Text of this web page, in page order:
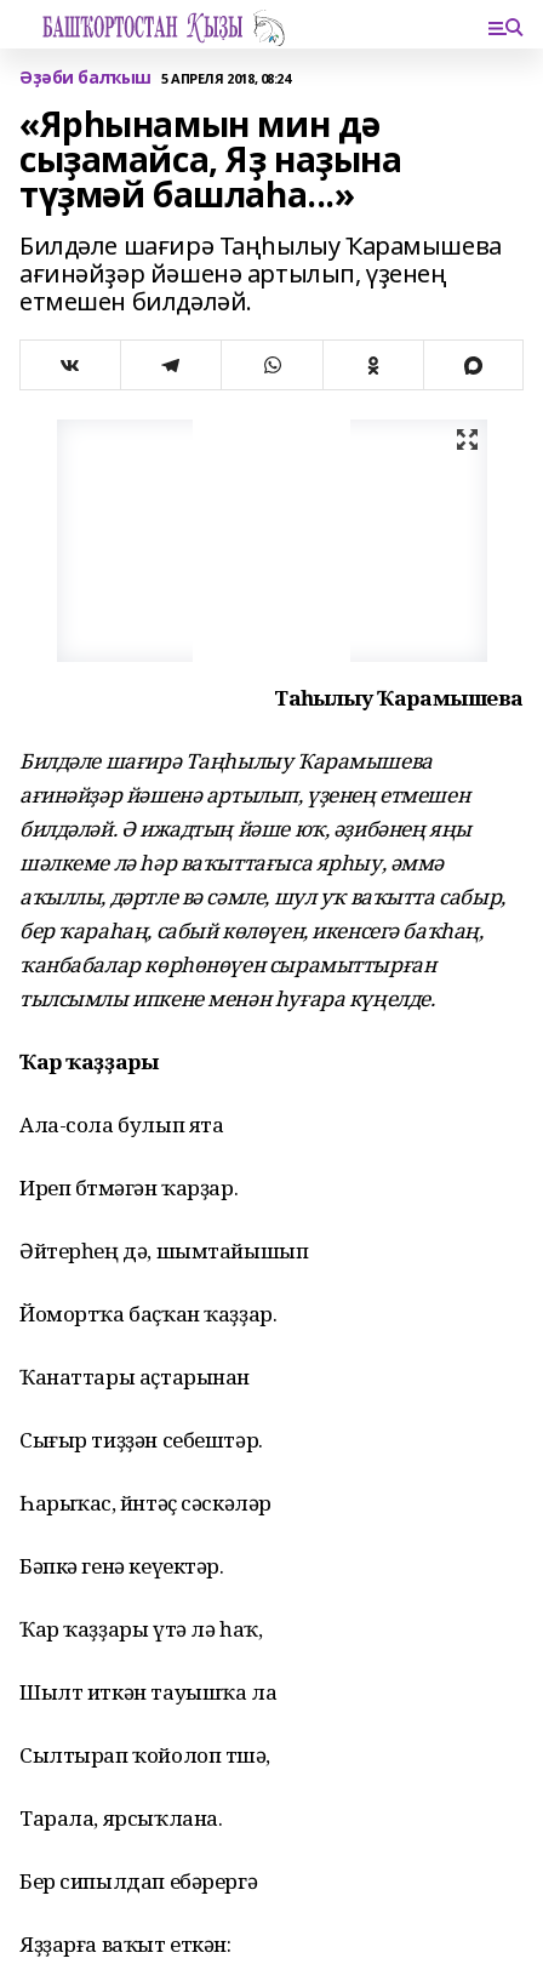
Әҙәби балҡыш 5 АПРЕЛЯ 2018, 08:24
«Ярһынамын мин дә
сыҙамайса, Яҙ наҙына
түҙмәй башлаһа...»
Билдәле шағирә Таңһылыу Ҡарамышева
ағинәйҙәр йәшенә артылып, үҙенең
етмешен билдәләй.
Таңһылыу Ҡарамышева
Билдәле шағирә Таңһылыу Ҡарамышева
ағинәйҙәр йәшенә артылып, үҙенең етмешен
билдәләй. Ә ижадтың йәше юҡ, әҙибәнең яңы
шәлкеме лә һәр ваҡыттағыса ярһыу, әммә
аҡыллы, дәртле вә сәмле, шул уҡ ваҡытта сабыр,
бер ҡараһаң, сабый көлөүен, икенсегә баҡһаң,
ҡанбабалар көрһөнөүен сырамыттырған
тылсымлы ипкене менән һуғара күңелде.
Ҡар ҡаҙҙары
Ала-сола булып ята
Иреп бөтмәгән ҡарҙар.
Әйтерһең дә, шымтайышып
Йомортҡа баҫҡан ҡаҙҙар.
Ҡанаттары аҫтарынан
Сығыр тиҙҙән себештәр.
Һарыҡас, йөнтәҫ сәскәләр
Бәпкә генә кеүектәр.
Ҡар ҡаҙҙары үтә лә һаҡ,
Шылт иткән тауышҡа ла
Сылтырап ҡойолоп төшә,
Тарала, ярсыҡлана.
Бер сипылдап ебәрергә
Яҙҙарға ваҡыт еткән: